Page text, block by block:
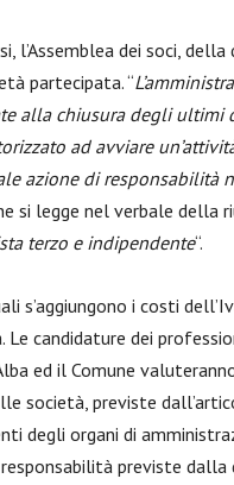
l’Assemblea dei soci,
partecipata. “
alla chiusura degli ultimi
ad avviare
azione di responsabilità
si legge nel verbale della
terzo e indipendente“.
s’aggiungono i costi
Le candidature dei
ed il Comune
società, previste
degli organi di
previste dalla